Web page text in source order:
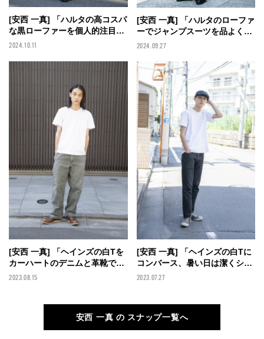
[安西 一真] 「ハルタの高コスパ
な黒ローファーを個人的注目ブ
ランドのジーンズに合わせて」
ナップ】
2024.10.11
[安西 一真] 「ハルタのローファ
ーでジャンプスーツを品よく格
上げしたオールブラック！」
ナップ】
2024.09.27
[安西 一真] 「ヘインズの白Tを
カーハートのデニムと革靴で渋
く着こなした！」【メンズノン
2023.08.15
[安西 一真] 「ヘインズの白Tに
コンバース、暑い日は潔くシン
プルに！」【メンズノンノモデ
2023.07.27
安西 一真 の スナップ一覧へ